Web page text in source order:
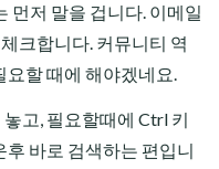
먼저 말을 겁니다. 이메일
크합니다. 커뮤니티 역
요할 때에 해야겠네요.
고, 필요할때에 Ctrl 키
후 바로 검색하는 편입니